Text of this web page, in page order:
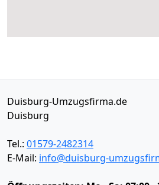
Duisburg-Umzugsfirma.de
Duisburg
Tel.: 01579-2482314
E-Mail: info@duisburg-